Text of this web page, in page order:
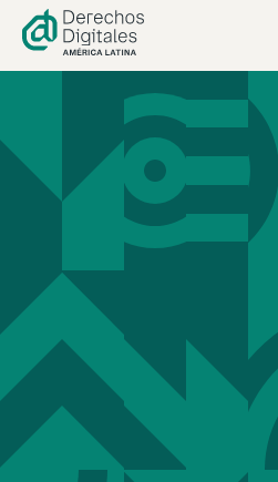
contenido